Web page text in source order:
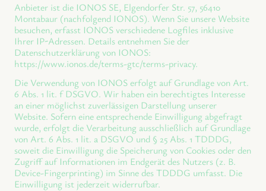
Anbieter ist die IONOS SE, Elgendorfer Str. 57, 56410
Montabaur (nachfolgend IONOS). Wenn Sie unsere Website
besuchen, erfasst IONOS verschiedene Logfiles inklusive
Ihrer IP-Adressen. Details entnehmen Sie der
Datenschutzerklärung von IONOS:
https://www.ionos.de/terms-gtc/terms-privacy.
Die Verwendung von IONOS erfolgt auf Grundlage von Art.
6 Abs. 1 lit. f DSGVO. Wir haben ein berechtigtes Interesse
an einer möglichst zuverlässigen Darstellung unserer
Website. Sofern eine entsprechende Einwilligung abgefragt
wurde, erfolgt die Verarbeitung ausschließlich auf Grundlage
von Art. 6 Abs. 1 lit. a DSGVO und § 25 Abs. 1 TDDDG,
soweit die Einwilligung die Speicherung von Cookies oder den
Zugriff auf Informationen im Endgerät des Nutzers (z. B.
Device-Fingerprinting) im Sinne des TDDDG umfasst. Die
Einwilligung ist jederzeit widerrufbar.